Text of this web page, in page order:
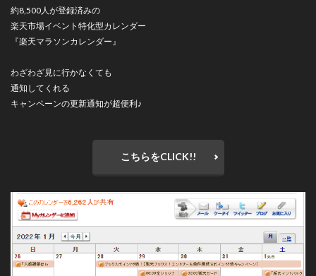
約8,500人が登録済みの
楽天市場イベント特化型カレンダー
『楽天マラソンカレンダー』
わざわざ見に行かなくても
通知してくれる
キャンペーンの更新通知が超便利♪
こちらをCLICK!!